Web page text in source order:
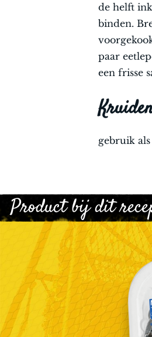
de helft
binden.
paar
een frisse
gebruik
Product bij dit